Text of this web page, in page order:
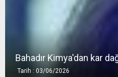
Bahadır Kimya'dan kar
Tarih : 03/06/2026